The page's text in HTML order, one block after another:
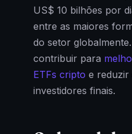
US$ 10 bilhões por
entre as maiores
do setor
contribuir para
ETFs cripto e reduzir
investidores finais.